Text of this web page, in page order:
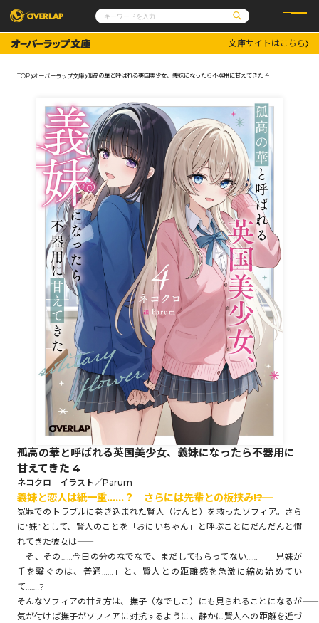
コミックガルド
コミッククリエ
文庫
ノベルス
コミックエッセイ
ポケットモンスター
アニメ
ゲーム
OVERLAP STORE
オーバーラップ広報室
企業
会社概要
採用情報
アクセス
オーバーラップホールディングス
お問い合わせはこちら
オーバーラップ文庫
オーバーラップノベルス
オーバーラップノベルスf
ロサージュノベルス
コミックガルド
コミックパルフェ
文庫サイトはこちら
TOP オーバーラップ文庫 孤高の華と呼ばれる英国美少女、義妹になったら不器用に甘えてきた 4
孤高の華と呼ばれる英国美少女、義妹になったら不器用に
甘えてきた 4
ネコクロ イラスト／Parum
義妹と恋人は紙一重……？ さらには先輩との板挟み――!?
冤罪でのトラブルに巻き込まれた賢人（けんと）を救ったソフィア。さら
に“妹”として、賢人のことを「おにいちゃん」と呼ぶことにだんだんと慣
れてきた彼女は――
「そ、その……今日の分のなでなで、まだしてもらってない……」「兄妹が
手を繋ぐのは、普通……」と、賢人との距離感を急激に縮め始めてい
て……!?
そんなソフィアの甘え方は、撫子（なでしこ）にも見られることになるが――
気が付けば撫子がソフィアに対抗するように、静かに賢人への距離を近づ